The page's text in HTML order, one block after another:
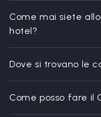
Come mai siete
hotel?
Dove si trovano le
Come posso fare il